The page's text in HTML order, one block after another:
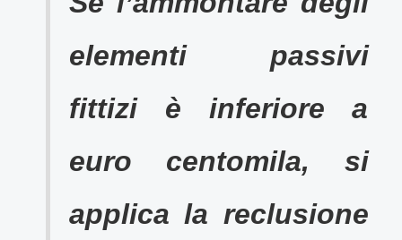
elementi passivi
fittizi è inferiore a
euro centomila, si
applica la reclusione